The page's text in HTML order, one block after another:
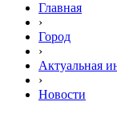
Главная
›
Город
›
Актуальная
›
Новости